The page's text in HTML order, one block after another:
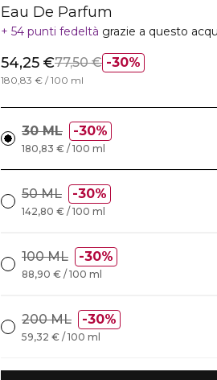
Eau De Parfum
54 punti fedeltà grazie a questo
30%
54,25 €77,50 €
180,83 € / 100 ml
30 ML 30%
180,83 € / 100 ml
50 ML 30%
142,80 € / 100 ml
100 ML 30%
88,90 € / 100 ml
200 ML 30%
59,32 € / 100 ml